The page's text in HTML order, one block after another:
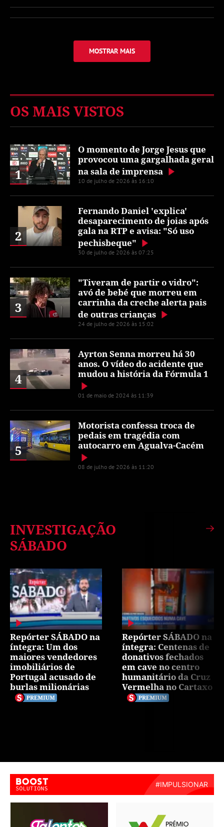
MOSTRAR MAIS
OS MAIS VISTOS
1
O momento de Jorge Jesus que
provocou uma gargalhada geral
na sala de imprensa
10 de julho de 2026 às 16:10
2
Fernando Daniel 'explica'
desaparecimento de joias após
gala na RTP e avisa: "Só uso
pechisbeque"
30 de julho de 2026 às 07:25
3
"Tiveram de partir o vidro":
avó de bebé que morreu em
carrinha da creche alerta pais
de outras crianças
24 de julho de 2026 às 15:02
4
Ayrton Senna morreu há 30
anos. O vídeo do acidente que
mudou a história da Fórmula 1
01 de maio de 2024 às 11:39
5
Motorista confessa troca de
pedais em tragédia com
autocarro em Agualva-Cacém
08 de julho de 2026 às 11:20
INVESTIGAÇÃO
SÁBADO
Repórter SÁBADO na
íntegra: Um dos
maiores vendedores
imobiliários de
Portugal acusado de
burlas milionárias
Repórter SÁBADO na
íntegra: Centenas de
donativos fechados
em cave no centro
humanitário da Cruz
Vermelha no Cartaxo